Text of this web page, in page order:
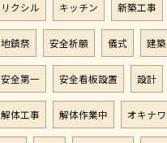
リクシル キッチン 新築工事
地鎮祭 安全祈願 儀式 建築
安全第一 安全看板設置 設計
解体工事 解体作業中 オキナワ